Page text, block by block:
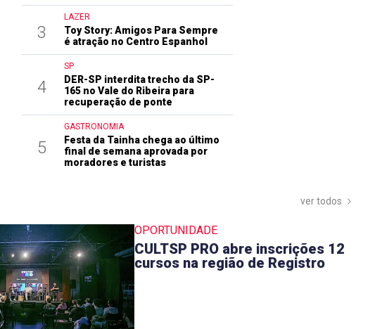
3
LAZER
Toy Story: Amigos Para Sempre
é atração no Centro Espanhol
4
SP
DER-SP interdita trecho da SP-
165 no Vale do Ribeira para
recuperação de ponte
5
GASTRONOMIA
Festa da Tainha chega ao último
final de semana aprovada por
moradores e turistas
ver todos
OPORTUNIDADE
CULTSP PRO abre inscrições 12
cursos na região de Registro